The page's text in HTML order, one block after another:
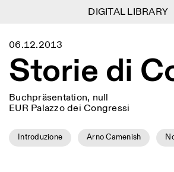
Menu
Lingua
Kalender
Istituto Svizzero
Residenzen
Archiv
Informationen
ISTITUTO SVIZZERO
ROM
Villa
Via
Mit
Filtern
Area
Rom
All
06.12.2013
Storie di
Buchpräsentation, null
EUR Palazzo dei Congressi
Introduzione Arno Camenish
DIGITAL LIBRARY
DIGITAL LIBRARY